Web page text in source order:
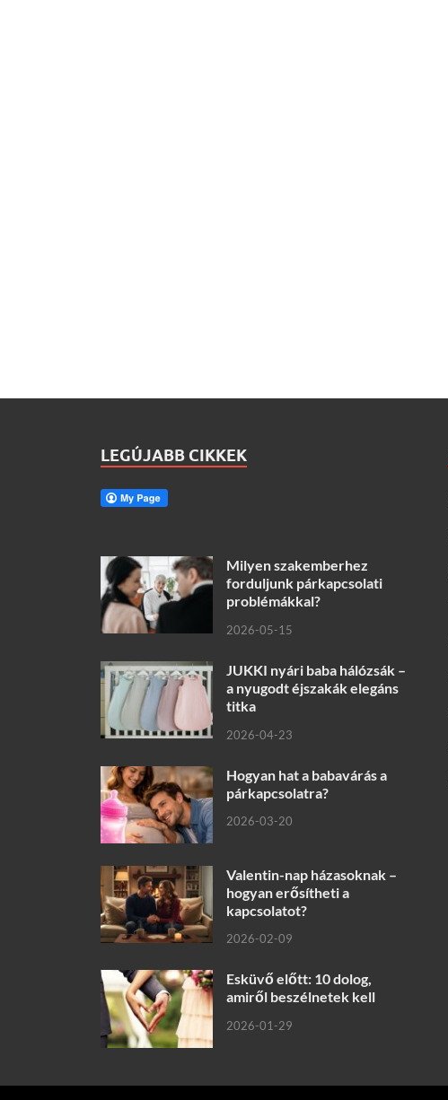
LEGÚJABB CIKKEK
Milyen szakemberhez
forduljunk párkapcsolati
problémákkal?
2026-05-15
JUKKI nyári baba hálózsák –
a nyugodt éjszakák elegáns
titka
2026-04-23
Hogyan hat a babavárás a
párkapcsolatra?
2026-03-20
Valentin-nap házasoknak –
hogyan erősítheti a
kapcsolatot?
2026-02-09
Esküvő előtt: 10 dolog,
amiről beszélnetek kell
2026-01-29